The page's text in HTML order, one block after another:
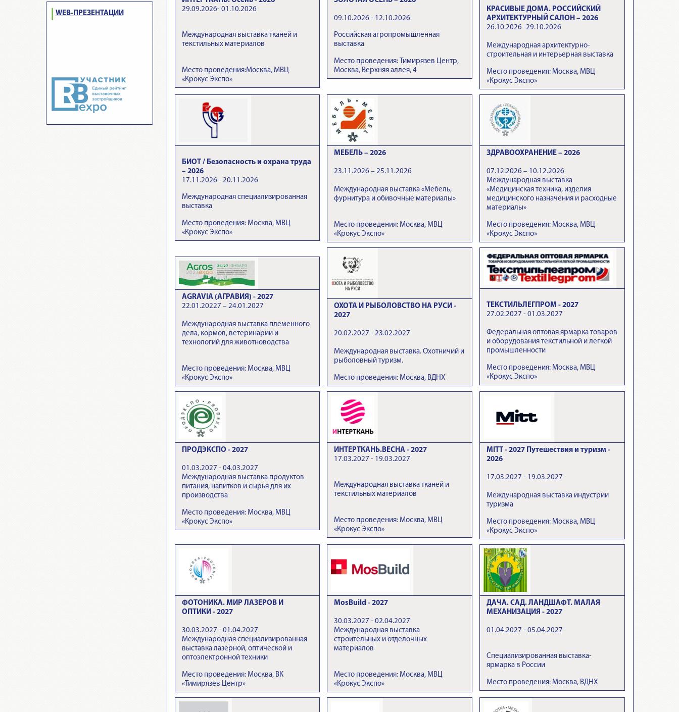
WEB-ПРЕЗЕНТАЦИИ
29.09.2026- 01.10.2026
Международная выставка тканей и
текстильных материалов
Место проведения:Москва, МВЦ
«Крокус Экспо»
09.10.2026 - 12.10.2026
Российская агропромышленная
выставка
Место проведения: Тимирязев Центр,
Москва, Верхняя аллея, 4
КРАСИВЫЕ ДОМА. РОССИЙСКИЙ
АРХИТЕКТУРНЫЙ САЛОН – 2026
26.10.2026 -29.10.2026
Международная архитектурно-
строительная и интерьерная выставка
Место проведения: Москва, МВЦ
«Крокус Экспо»
БИОТ / Безопасность и охрана труда
– 2026
17.11.2026 - 20.11.2026
Международная специализированная
выставка
Место проведения: Москва, МВЦ
«Крокус Экспо»
МЕБЕЛЬ – 2026
23.11.2026 – 25.11.2026
Международная выставка «Мебель,
фурнитура и обивочные материалы»
Место проведения: Москва, МВЦ
«Крокус Экспо»
ЗДРАВООХРАНЕНИЕ – 2026
07.12.2026 – 10.12.2026
Международная выставка
«Медицинская техника, изделия
медицинского назначения и расходные
материалы»
Место проведения: Москва, МВЦ
«Крокус Экспо»
AGRAVIA (АГРАВИЯ) - 2027
22.01.20227 – 24.01.2027
Международная выставка племенного
дела, кормов, ветеринарии и
технологий для животноводства
Место проведения: Москва, МВЦ
«Крокус Экспо»
ОХОТА И РЫБОЛОВСТВО НА РУСИ -
2027
20.02.2027 - 23.02.2027
Международная выставка. Охотничий и
рыболовный туризм.
Место проведения: Москва, ВДНХ
ТЕКСТИЛЬЛЕГПРОМ - 2027
27.02.2027 - 01.03.2027
Федеральная оптовая ярмарка товаров
и оборудования текстильной и легкой
промышленности
Место проведения: Москва, МВЦ
«Крокус Экспо»
ПРОДЭКСПО - 2027
01.03.2027 - 04.03.2027
Международная выставка продуктов
питания, напитков и сырья для их
производства
Место проведения: Москва, МВЦ
«Крокус Экспо»
ИНТЕРТКАНЬ.ВЕСНА - 2027
17.03.2027 - 19.03.2027
Международная выставка тканей и
текстильных материалов
Место проведения: Москва, МВЦ
«Крокус Экспо»
MITT - 2027 Путешествия и туризм -
2026
17.03.2027 - 19.03.2027
Международная выставка индустрии
туризма
Место проведения: Москва, МВЦ
«Крокус Экспо»
ФОТОНИКА. МИР ЛАЗЕРОВ И
ОПТИКИ - 2027
30.03.2027 - 01.04.2027
Международная специализированная
выставка лазерной, оптической и
оптоэлектронной техники
Место проведения: Москва, ВК
«Тимирязев Центр»
MosBuild - 2027
30.03.2027 - 02.04.2027
Международная выставка
строительных и отделочных
материалов
Место проведения: Москва, МВЦ
«Крокус Экспо»
ДАЧА. САД. ЛАНДШАФТ. МАЛАЯ
МЕХАНИЗАЦИЯ - 2027
01.04.2027 - 05.04.2027
Специализированная выставка-
ярмарка в России
Место проведения: Москва, ВДНХ